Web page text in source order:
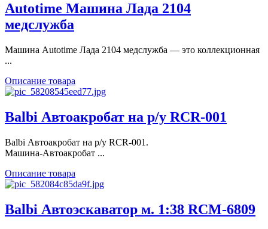
Autotime Машина Лада 2104
медслужба
Машина Autotime Лада 2104 медслужба — это коллекционная
...
Описание товара
Balbi Автоакробат на р/у RCR-001
Balbi Автоакробат на р/у RCR-001.
Машина-Автоакробат ...
Описание товара
Balbi Автоэскаватор м. 1:38 RCM-6809